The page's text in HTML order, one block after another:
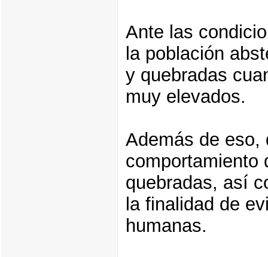
Ante las
la población
y quebradas
muy elevados.
Además de eso,
comportamiento
quebradas, así
la finalidad de
humanas.